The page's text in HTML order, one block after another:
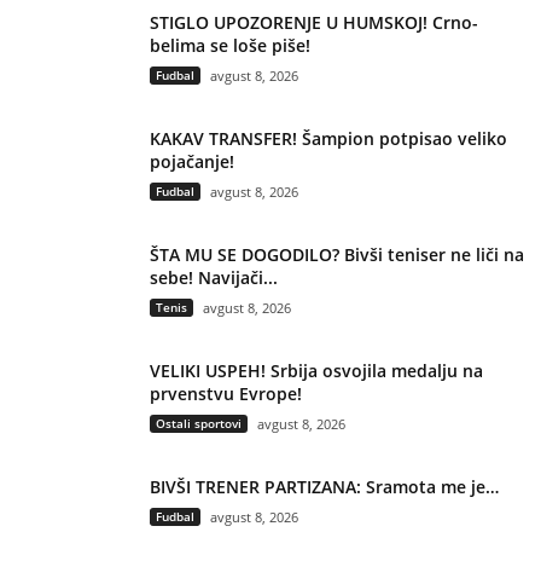
STIGLO UPOZORENJE U HUMSKOJ! Crno-
belima se loše piše!
Fudbal avgust 8, 2026
KAKAV TRANSFER! Šampion potpisao veliko
pojačanje!
Fudbal avgust 8, 2026
ŠTA MU SE DOGODILO? Bivši teniser ne liči na
sebe! Navijači...
Tenis avgust 8, 2026
VELIKI USPEH! Srbija osvojila medalju na
prvenstvu Evrope!
Ostali sportovi avgust 8, 2026
BIVŠI TRENER PARTIZANA: Sramota me je…
Fudbal avgust 8, 2026